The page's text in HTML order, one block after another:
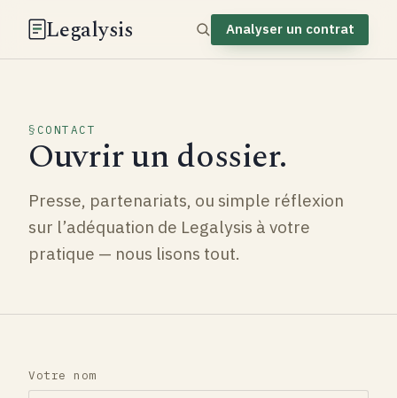
Legalysis Analyser un contrat
CONTACT
Ouvrir un dossier.
Presse, partenariats, ou simple réflexion
sur l’adéquation de Legalysis à votre
pratique — nous lisons tout.
Votre nom